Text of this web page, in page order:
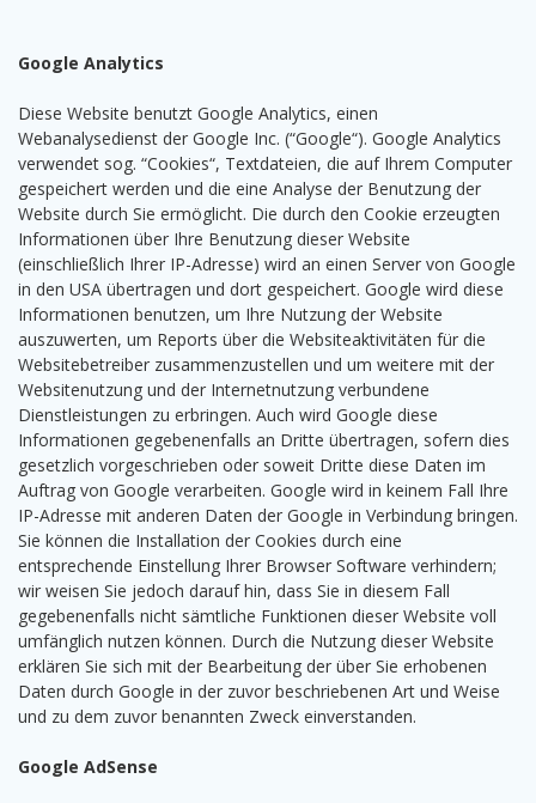
Google Analytics
Diese Website benutzt Google Analytics, einen
Webanalysedienst der Google Inc. (“Google“). Google Analytics
verwendet sog. “Cookies“, Textdateien, die auf Ihrem Computer
gespeichert werden und die eine Analyse der Benutzung der
Website durch Sie ermöglicht. Die durch den Cookie erzeugten
Informationen über Ihre Benutzung dieser Website
(einschließlich Ihrer IP-Adresse) wird an einen Server von Google
in den USA übertragen und dort gespeichert. Google wird diese
Informationen benutzen, um Ihre Nutzung der Website
auszuwerten, um Reports über die Websiteaktivitäten für die
Websitebetreiber zusammenzustellen und um weitere mit der
Websitenutzung und der Internetnutzung verbundene
Dienstleistungen zu erbringen. Auch wird Google diese
Informationen gegebenenfalls an Dritte übertragen, sofern dies
gesetzlich vorgeschrieben oder soweit Dritte diese Daten im
Auftrag von Google verarbeiten. Google wird in keinem Fall Ihre
IP-Adresse mit anderen Daten der Google in Verbindung bringen.
Sie können die Installation der Cookies durch eine
entsprechende Einstellung Ihrer Browser Software verhindern;
wir weisen Sie jedoch darauf hin, dass Sie in diesem Fall
gegebenenfalls nicht sämtliche Funktionen dieser Website voll
umfänglich nutzen können. Durch die Nutzung dieser Website
erklären Sie sich mit der Bearbeitung der über Sie erhobenen
Daten durch Google in der zuvor beschriebenen Art und Weise
und zu dem zuvor benannten Zweck einverstanden.
Google AdSense